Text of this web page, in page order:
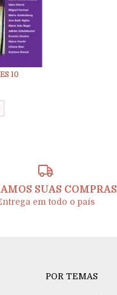
10
SUAS COMPRAS
em todo o país
POR TEMAS